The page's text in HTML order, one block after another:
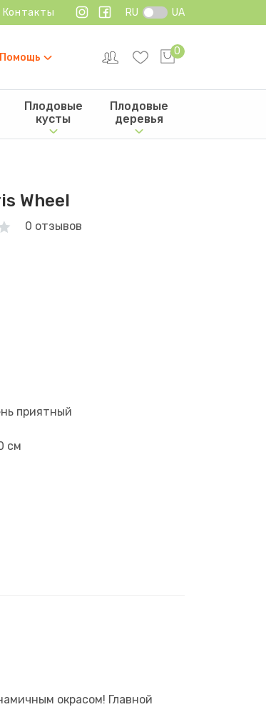
Контакты RU UA
Помощь
0
Плодовые
кусты
Плодовые
деревья
Wheel
0 отзывов
приятный
см
окрасом! Главной